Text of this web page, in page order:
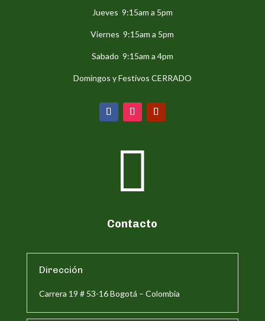
Jueves 9:15am a 5pm
Viernes 9:15am a 5pm
Sabado 9:15am a 4pm
Domingos y Festivos CERRADO

Contacto
Dirección
Carrera 19 # 53-16 Bogotá – Colombia